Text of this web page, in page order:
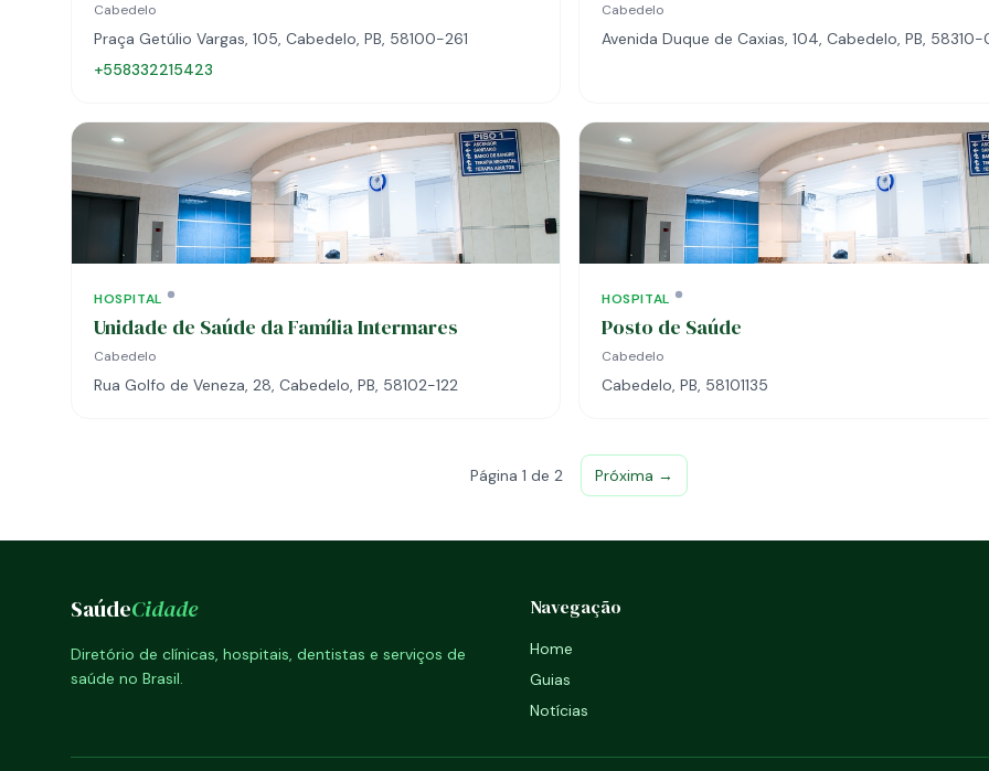
Cabedelo
Praça Getúlio Vargas, 105, Cabedelo, PB, 58100-261
+558332215423
Cabedelo
Avenida Duque de Caxias, 104, Cabedelo, PB,
HOSPITAL
Unidade de Saúde da Família Intermares
Cabedelo
Rua Golfo de Veneza, 28, Cabedelo, PB, 58102-122
HOSPITAL
Posto de Saúde
Cabedelo
Cabedelo, PB, 58101135
Página 1 de 2 Próxima →
SaúdeCidade
Diretório de clínicas, hospitais, dentistas e serviços de
saúde no Brasil.
Navegação
Home
Guias
Notícias